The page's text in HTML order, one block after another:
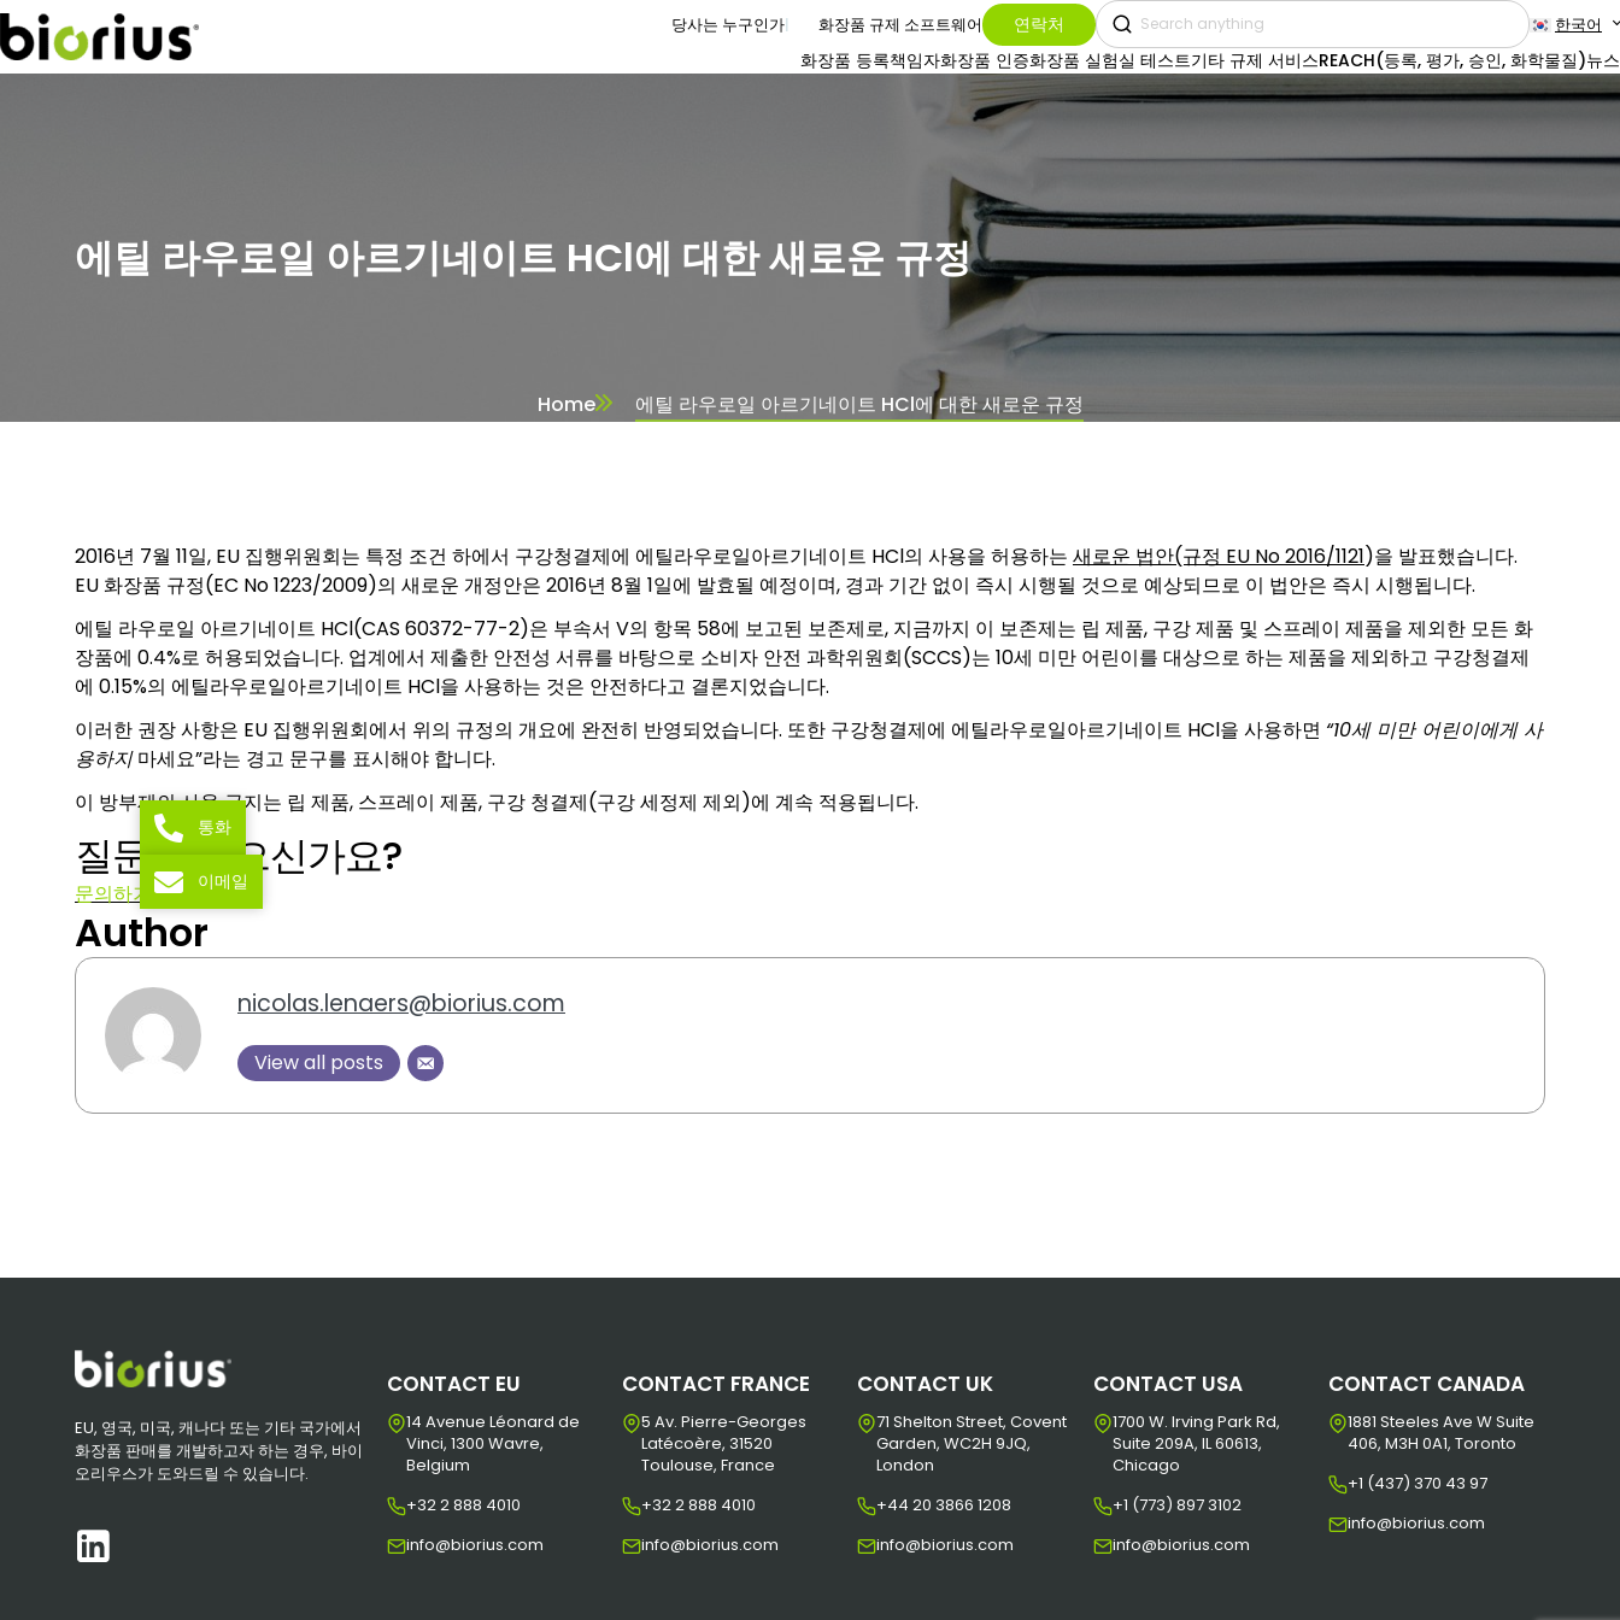
당사는 누구인가 화장품 규제 소프트웨어 연락처 한국어
화장품 등록책임자화장품 인증화장품 실험실 테스트기타 규제 서비스REACH(등록, 평가, 승인, 화학물질)뉴스
에틸 라우로일 아르기네이트 HCl에 대한 새로운 규정
Home 에틸 라우로일 아르기네이트 HCl에 대한 새로운 규정
2016년 7월 11일, EU 집행위원회는 특정 조건 하에서 구강청결제에 에틸라우로일아르기네이트 HCl의 사용을 허용하는 새로운 법안(규정 EU No 2016/1121)을 발표했습니다.
EU 화장품 규정(EC No 1223/2009)의 새로운 개정안은 2016년 8월 1일에 발효될 예정이며, 경과 기간 없이 즉시 시행될 것으로 예상되므로 이 법안은 즉시 시행됩니다.
에틸 라우로일 아르기네이트 HCl(CAS 60372-77-2)은 부속서 V의 항목 58에 보고된 보존제로, 지금까지 이 보존제는 립 제품, 구강 제품 및 스프레이 제품을 제외한 모든 화
장품에 0.4%로 허용되었습니다. 업계에서 제출한 안전성 서류를 바탕으로 소비자 안전 과학위원회(SCCS)는 10세 미만 어린이를 대상으로 하는 제품을 제외하고 구강청결제
에 0.15%의 에틸라우로일아르기네이트 HCl을 사용하는 것은 안전하다고 결론지었습니다.
이러한 권장 사항은 EU 집행위원회에서 위의 규정의 개요에 완전히 반영되었습니다. 또한 구강청결제에 에틸라우로일아르기네이트 HCl을 사용하면 “10세 미만 어린이에게 사
용하지마세요”라는 경고 문구를 표시해야 합니다.
이 방부제의 사용 금지는 립 제품, 스프레이 제품, 구강 청결제(구강 세정제 제외)에 계속 적용됩니다.
질문이 있으신가요?
문의하기
Author
nicolas.lenaers@biorius.com
View all posts
EU, 영국, 미국, 캐나다 또는 기타 국가에서
화장품 판매를 개발하고자 하는 경우, 바이
오리우스가 도와드릴 수 있습니다.
CONTACT EU
14 Avenue Léonard de
Vinci, 1300 Wavre,
Belgium
+32 2 888 4010
info@biorius.com
CONTACT FRANCE
5 Av. Pierre-Georges
Latécoère, 31520
Toulouse, France
+32 2 888 4010
info@biorius.com
CONTACT UK
71 Shelton Street, Covent
Garden, WC2H 9JQ,
London
+44 20 3866 1208
info@biorius.com
CONTACT USA
1700 W. Irving Park Rd,
Suite 209A, IL 60613,
Chicago
+1 (773) 897 3102
info@biorius.com
CONTACT CANADA
1881 Steeles Ave W Suite
406, M3H 0A1, Toronto
+1 (437) 370 43 97
info@biorius.com
통화
이메일